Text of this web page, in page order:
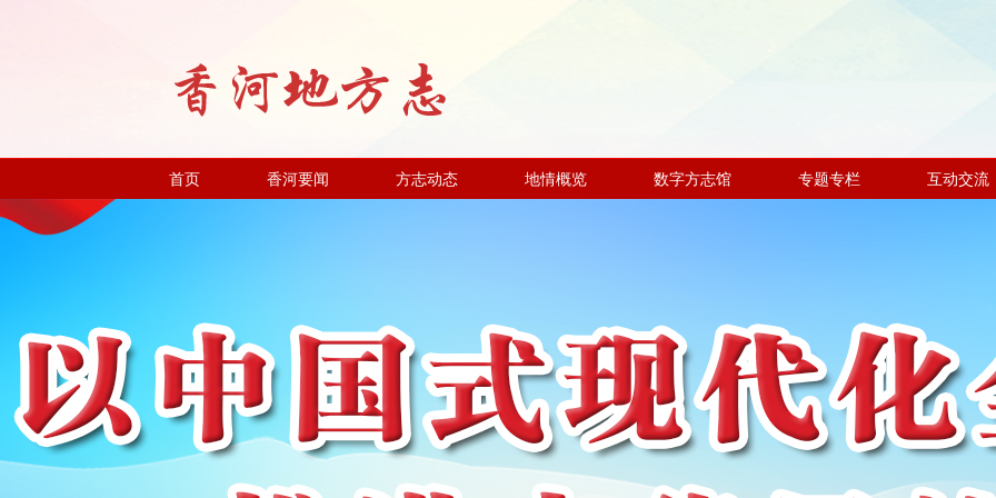
首页 香河要闻 方志动态 地情概览 数字方志馆 专题专栏 互动交流